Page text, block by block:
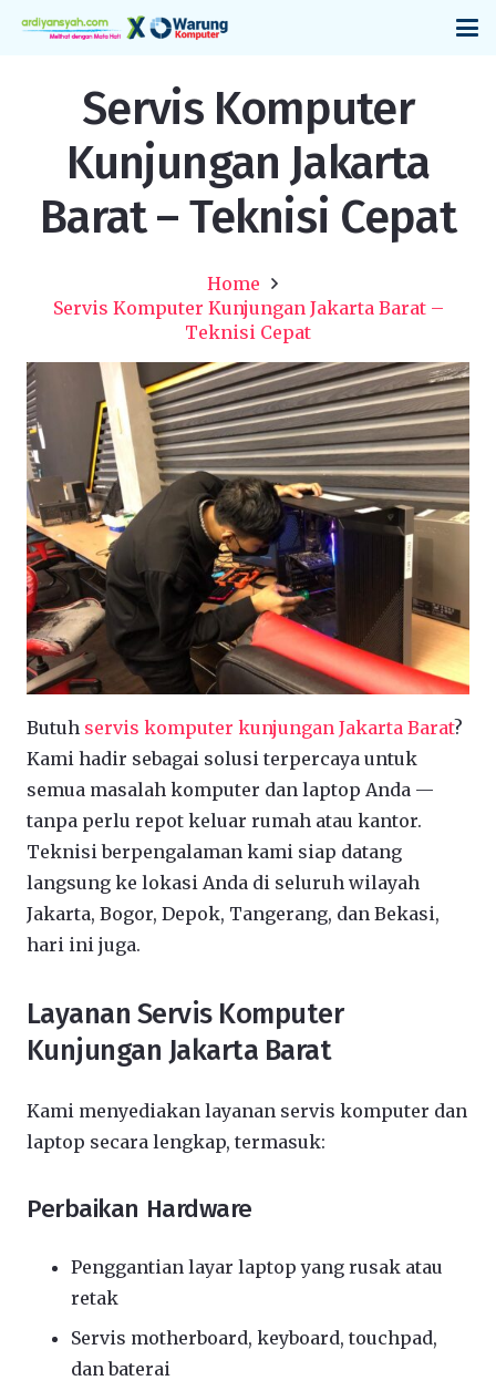
Servis Komputer
Kunjungan Jakarta
Barat – Teknisi Cepat
Home
Servis Komputer Kunjungan Jakarta Barat –
Teknisi Cepat
Butuh servis komputer kunjungan Jakarta Barat?
Kami hadir sebagai solusi terpercaya untuk
semua masalah komputer dan laptop Anda —
tanpa perlu repot keluar rumah atau kantor.
Teknisi berpengalaman kami siap datang
langsung ke lokasi Anda di seluruh wilayah
Jakarta, Bogor, Depok, Tangerang, dan Bekasi,
hari ini juga.
Layanan Servis Komputer
Kunjungan Jakarta Barat
Kami menyediakan layanan servis komputer dan
laptop secara lengkap, termasuk:
Perbaikan Hardware
Penggantian layar laptop yang rusak atau
retak
Servis motherboard, keyboard, touchpad,
dan baterai